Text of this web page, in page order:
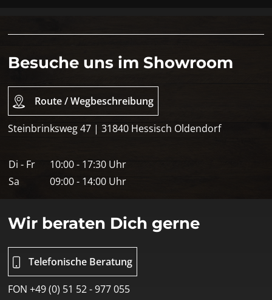
Besuche uns im Showroom
Route / Wegbeschreibung
Steinbrinksweg 47 | 31840 Hessisch Oldendorf
Di - Fr
10:00 - 17:30 Uhr
Sa
09:00 - 14:00 Uhr
Wir beraten Dich gerne
Telefonische Beratung
FON +49 (0) 51 52 - 977 055